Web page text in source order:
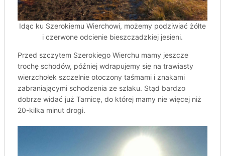
Idąc ku Szerokiemu Wierchowi, możemy podziwiać żółte
i czerwone odcienie bieszczadzkiej jesieni.
Przed szczytem Szerokiego Wierchu mamy jeszcze
trochę schodów, później wdrapujemy się na trawiasty
wierzchołek szczelnie otoczony taśmami i znakami
zabraniającymi schodzenia ze szlaku. Stąd bardzo
dobrze widać już Tarnicę, do której mamy nie więcej niż
20-kilka minut drogi.